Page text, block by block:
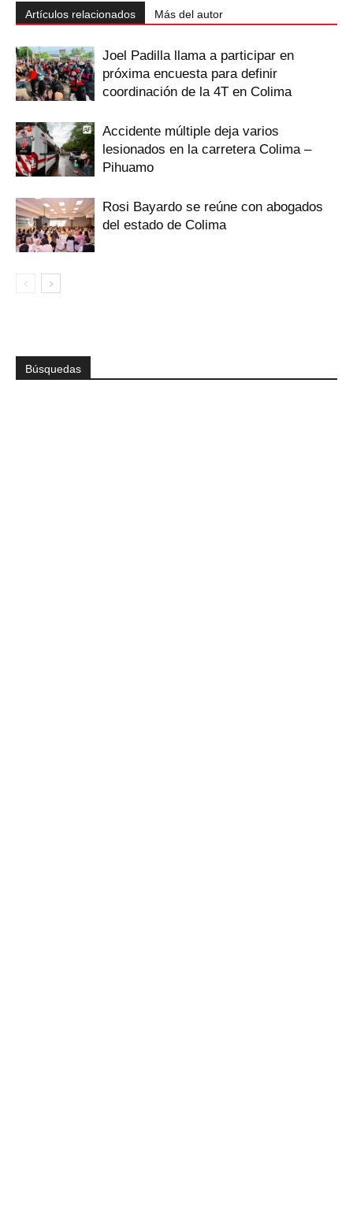
Artículos relacionados Más del autor
Joel Padilla llama a participar en
próxima encuesta para definir
coordinación de la 4T en Colima
Accidente múltiple deja varios
lesionados en la carretera Colima –
Pihuamo
Rosi Bayardo se reúne con abogados
del estado de Colima
Búsquedas